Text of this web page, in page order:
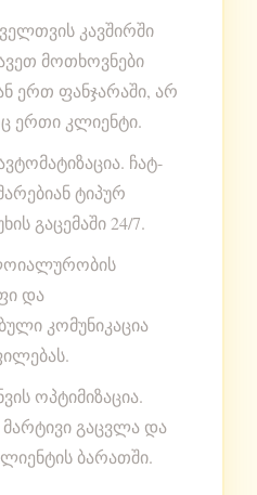
კავშირში
მოთხოვნები
ერთ ფანჯარაში, არ
ერთი კლიენტი.
ჩატ-
ტიპურ
გაცემაში 24/7.
და
კომუნიკაცია
ოპტიმიზაცია.
მარტივი გაცვლა და
ბარათში.